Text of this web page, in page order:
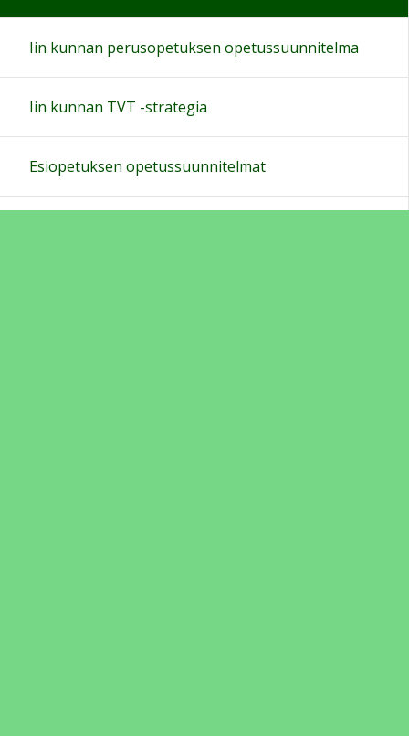
Iin kunnan perusopetuksen opetussuunnitelma
Iin kunnan TVT -strategia
Esiopetuksen opetussuunnitelmat